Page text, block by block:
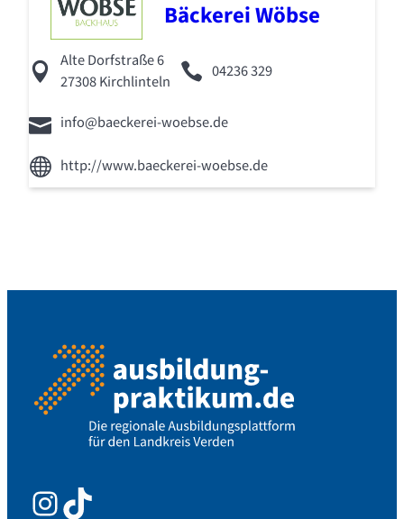
Bäckerei Wöbse
Alte Dorfstraße 6
27308 Kirchlinteln
04236 329
info@baeckerei-woebse.de
http://www.baeckerei-woebse.de
InstagramTikTok